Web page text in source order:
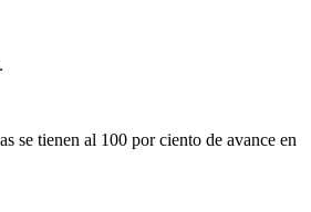
se tienen al 100 por ciento de avance en